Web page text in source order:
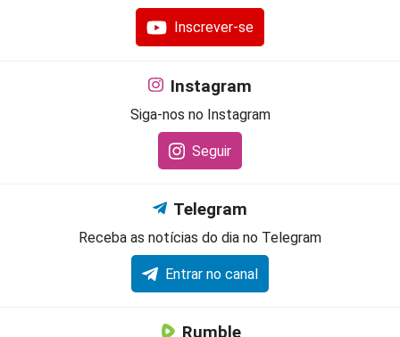
Inscrever-se
Instagram
Siga-nos no Instagram
Seguir
Telegram
Receba as notícias do dia no Telegram
Entrar no canal
Rumble